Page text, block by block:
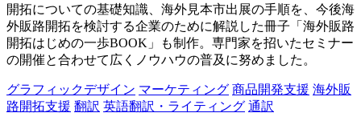
開拓についての基礎知識、海外見本市出展の手順を、今後海
外販路開拓を検討する企業のために解説した冊子「海外販路
開拓はじめの一歩BOOK」も制作。専門家を招いたセミナー
の開催と合わせて広くノウハウの普及に努めました。
グラフィックデザイン マーケティング 商品開発支援 海外販
路開拓支援 翻訳 英語翻訳・ライティング 通訳